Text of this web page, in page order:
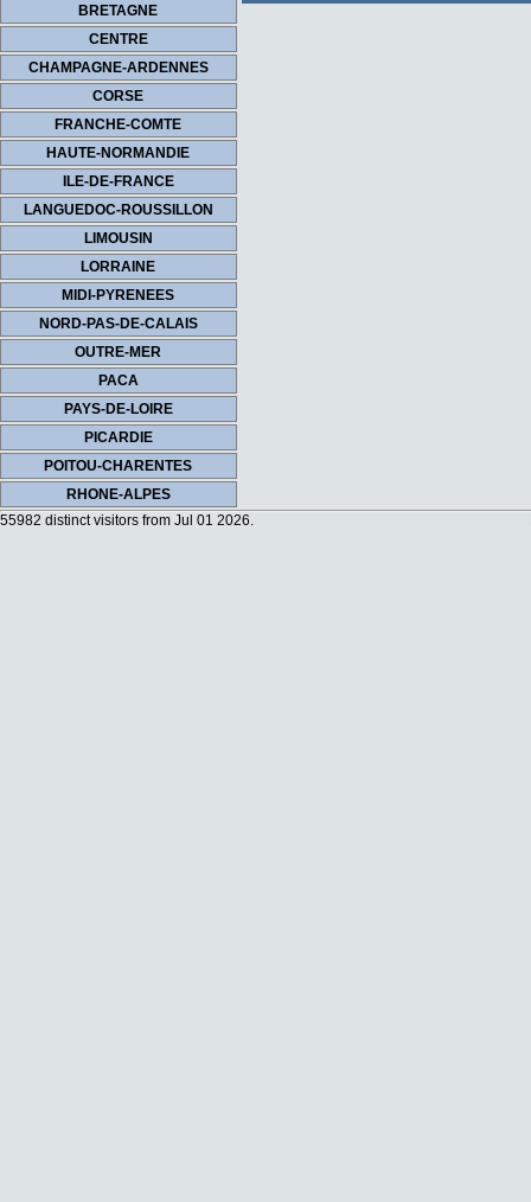
BRETAGNE
CENTRE
CHAMPAGNE-ARDENNES
CORSE
FRANCHE-COMTE
HAUTE-NORMANDIE
ILE-DE-FRANCE
LANGUEDOC-ROUSSILLON
LIMOUSIN
LORRAINE
MIDI-PYRENEES
NORD-PAS-DE-CALAIS
OUTRE-MER
PACA
PAYS-DE-LOIRE
PICARDIE
POITOU-CHARENTES
RHONE-ALPES
55982 distinct visitors from Jul 01 2026.